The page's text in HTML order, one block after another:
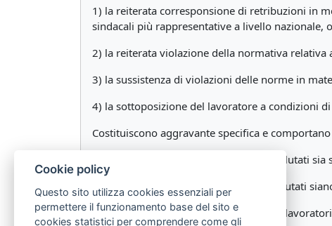
1) la reiterata corresponsione di retribuzioni in
sindacali più rappresentative a livello
2) la reiterata violazione della normativa
3) la sussistenza di violazioni delle norme in
4) la sottoposizione del lavoratore a condizioni
Costituiscono aggravante specifica e
1) il fatto che il numero di lavoratori reclutati sia
2) il fatto che uno o più dei soggetti reclutati
3) l'aver commesso il fatto esponendo i
Cookie policy
Questo sito utilizza cookies essenziali per
permettere il funzionamento base del sito e
cookies statistici per comprendere come gli